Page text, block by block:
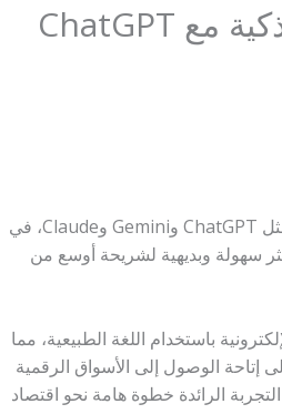
الهند تختبر التجارة الإلكترونية باستخدام روبوتات الدردشة الذكية مع ChatGPT
تتبوأ الهند مكانة رائدة في برنامج تجريبي مبتكر، يدمج روبوتات الدردشة المتقدمة المدعومة بالذكاء الاصطناعي، مثل ChatGPT وGemini وClaude، في
سهولة وبديهية لشريحة أوسع من
باستخدام اللغة الطبيعية، مما
إتاحة الوصول إلى الأسواق الرقمية
الرائدة خطوة هامة نحو اقتصاد